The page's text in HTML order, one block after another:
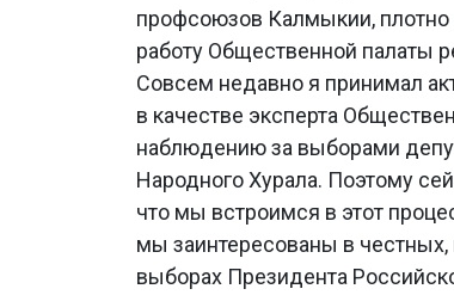
профсоюзов Калмыкии, плотно
работу Общественной палаты
Совсем недавно я принимал
в качестве эксперта
наблюдению за выборами
Народного Хурала. Поэтому
что мы встроимся в этот
мы заинтересованы в
выборах Президента